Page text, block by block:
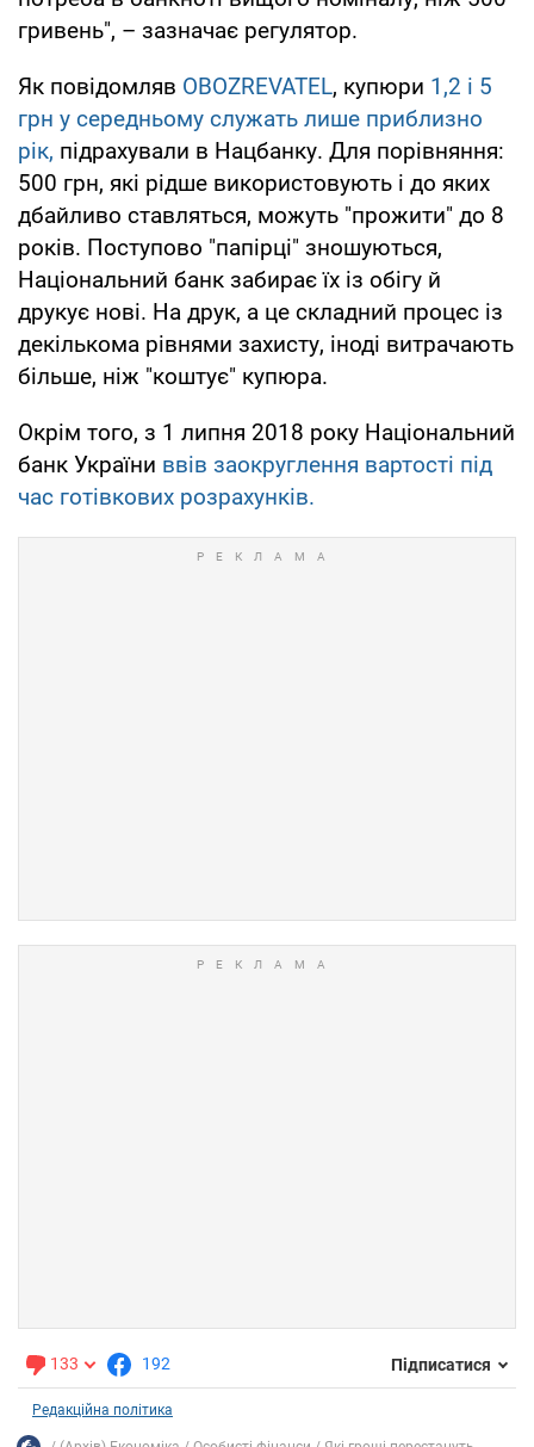
гривень", – зазначає регулятор.
Як повідомляв OBOZREVATEL, купюри 1,2 і 5
грн у середньому служать лише приблизно
рік, підрахували в Нацбанку. Для порівняння:
500 грн, які рідше використовують і до яких
дбайливо ставляться, можуть "прожити" до 8
років. Поступово "папірці" зношуються,
Національний банк забирає їх із обігу й
друкує нові. На друк, а це складний процес із
декількома рівнями захисту, іноді витрачають
більше, ніж "коштує" купюра.
Окрім того, з 1 липня 2018 року Національний
банк України ввів заокруглення вартості під
час готівкових розрахунків.
133 192 Підписатися
Редакційна політика